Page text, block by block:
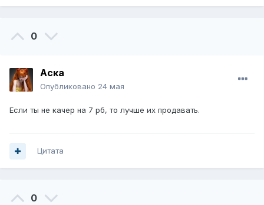
0
Аска
Опубликовано 24 мая
Если ты не качер на 7 рб, то лучше их продавать.
Цитата
0